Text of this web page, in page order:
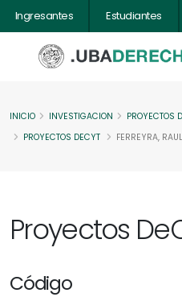
Ingresantes Estudiantes
INICIO INVESTIGACION
PROYECTOS
PROYECTOS DECYT
FERREYRA,
Proyectos
Código